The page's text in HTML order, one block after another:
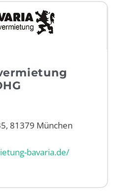
81379 München
bavaria.de/